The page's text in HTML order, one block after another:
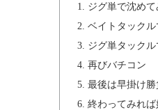
ジグ単で沈めて
ベイトタックル
ジグ単タック
再びバチコン
最後は早掛け勝
終わってみれば